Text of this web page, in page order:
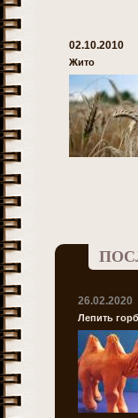
02.10.2010
Жито
26.02.2020
Лепить